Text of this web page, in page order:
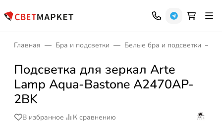
Главная Бра и подсветки Белые бра и подсветки
Подсветка для зеркал Arte
Lamp Aqua-Bastone A2470AP-
2BK
В избранное К сравнению